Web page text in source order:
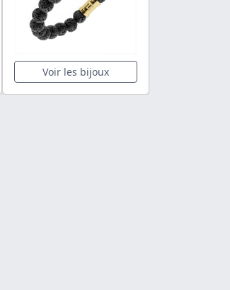
Voir les bijoux